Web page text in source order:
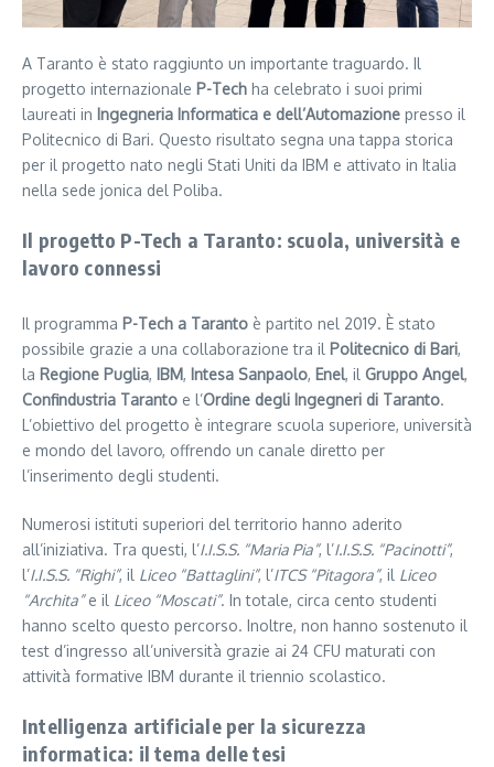
A Taranto è stato raggiunto un importante traguardo. Il
progetto internazionale P-Tech ha celebrato i suoi primi
laureati in Ingegneria Informatica e dell’Automazione presso il
Politecnico di Bari. Questo risultato segna una tappa storica
per il progetto nato negli Stati Uniti da IBM e attivato in Italia
nella sede jonica del Poliba.
Il progetto P-Tech a Taranto: scuola, università e
lavoro connessi
Il programma P-Tech a Taranto è partito nel 2019. È stato
possibile grazie a una collaborazione tra il Politecnico di Bari,
la Regione Puglia, IBM, Intesa Sanpaolo, Enel, il Gruppo Angel,
Confindustria Taranto e l’Ordine degli Ingegneri di Taranto.
L’obiettivo del progetto è integrare scuola superiore, università
e mondo del lavoro, offrendo un canale diretto per
l’inserimento degli studenti.
Numerosi istituti superiori del territorio hanno aderito
all’iniziativa. Tra questi, l’I.I.S.S. “Maria Pia”, l’I.I.S.S. “Pacinotti”,
l’I.I.S.S. “Righi”, il Liceo “Battaglini”, l’ITCS “Pitagora”, il Liceo
“Archita”e il Liceo “Moscati”. In totale, circa cento studenti
hanno scelto questo percorso. Inoltre, non hanno sostenuto il
test d’ingresso all’università grazie ai 24 CFU maturati con
attività formative IBM durante il triennio scolastico.
Intelligenza artificiale per la sicurezza
informatica: il tema delle tesi